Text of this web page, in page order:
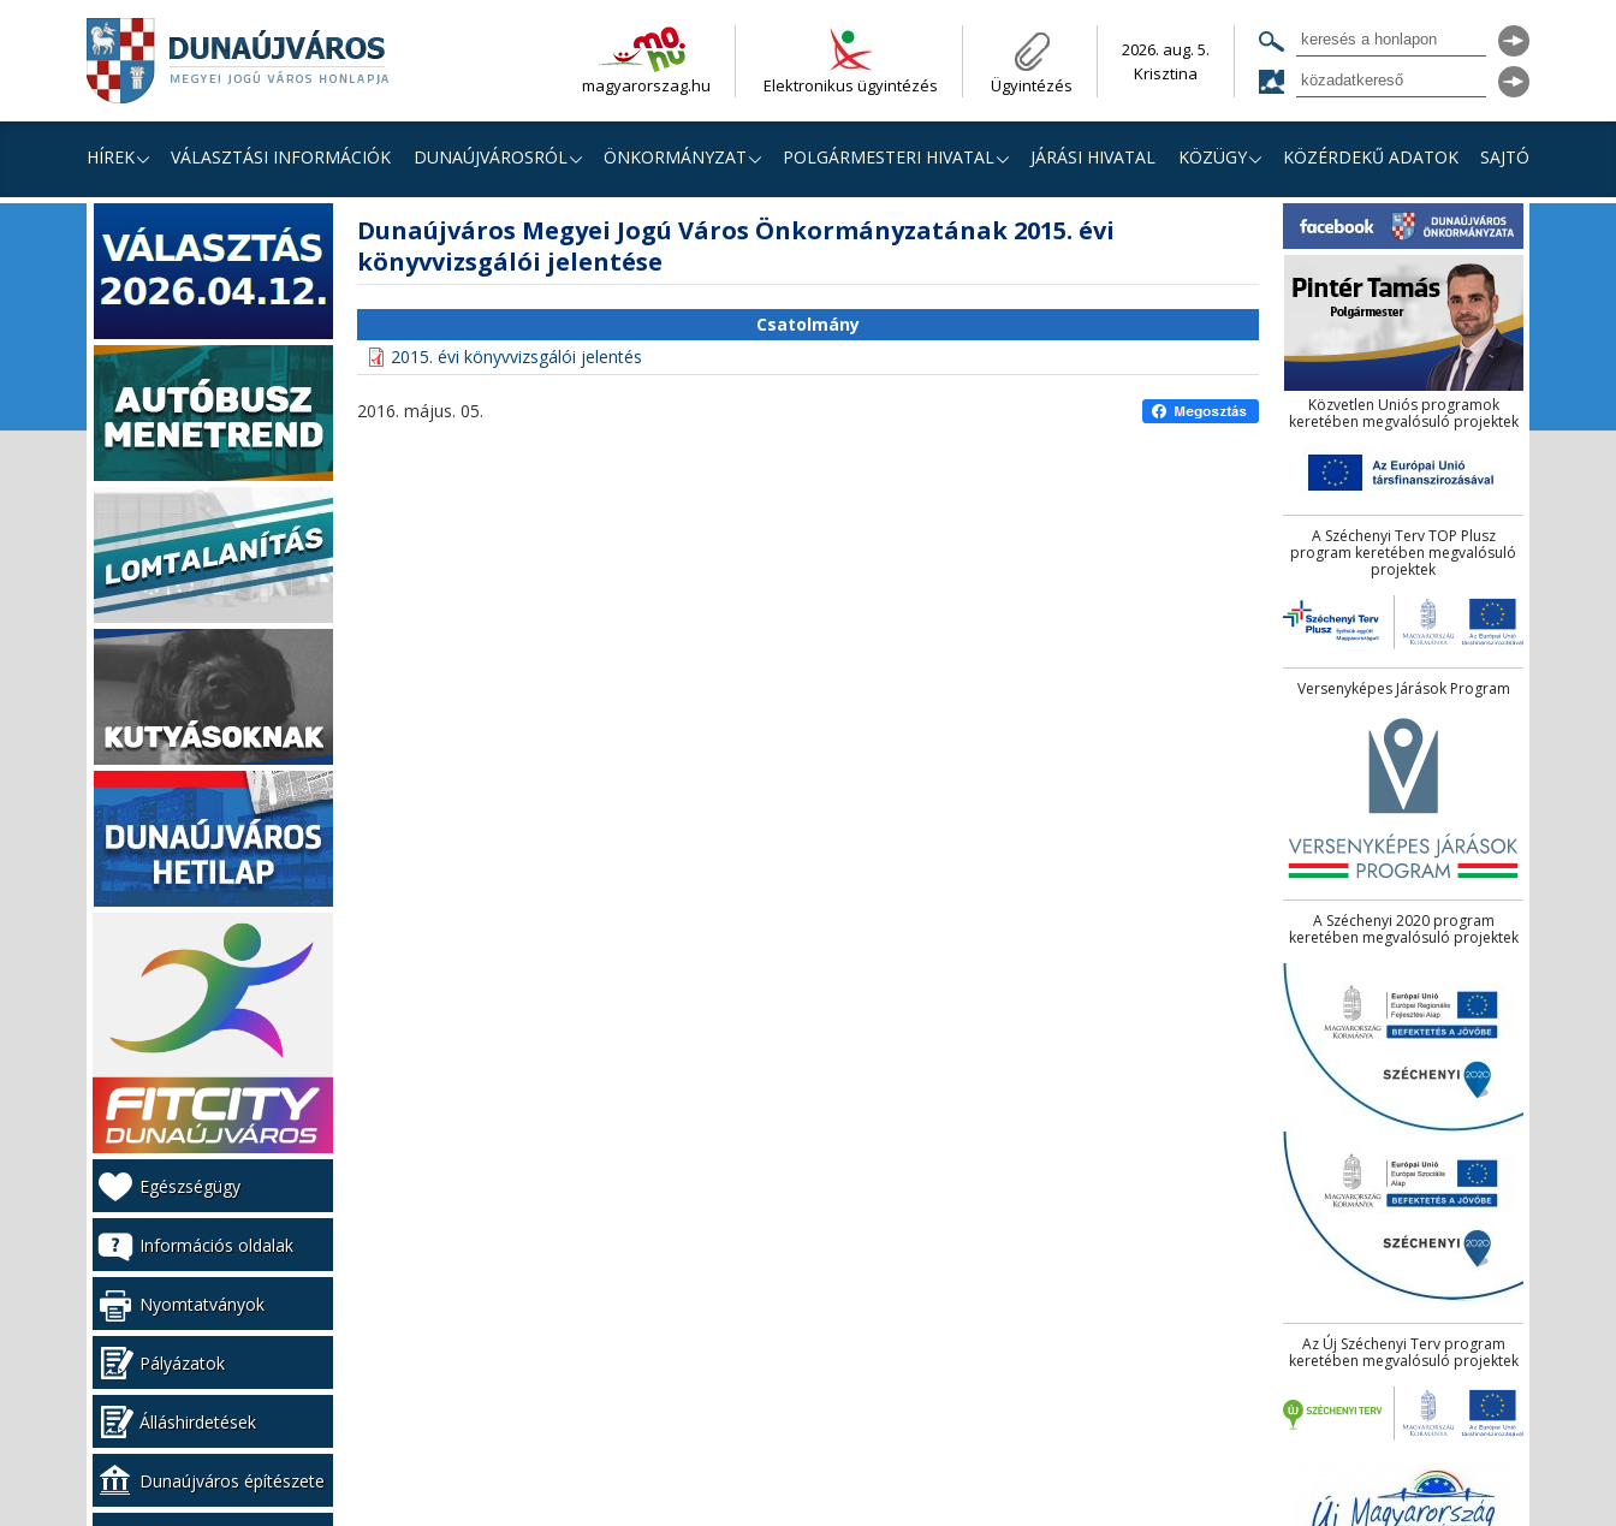
tartalomhoz
navigációhoz
kereséshez
magyarorszag.hu Elektronikus ügyintézés Ügyintézés
2026. aug. 5.
Krisztina
HÍREK VÁLASZTÁSI INFORMÁCIÓK DUNAÚJVÁROSRÓL ÖNKORMÁNYZAT POLGÁRMESTERI HIVATAL JÁRÁSI HIVATAL KÖZÜGY KÖZÉRDEKŰ ADATOK SAJTÓ
tartalom
Dunaújváros Megyei Jogú Város Önkormányzatának 2015. évi
könyvvizsgálói jelentése
Csatolmány
2015. évi könyvvizsgálói jelentés
2016. május. 05.
Kiemelt
bal
menü
Egészségügy
Információs oldalak
Nyomtatványok
Pályázatok
Álláshirdetések
Dunaújváros építészete
Közvetlen Uniós programok
keretében megvalósuló projektek
A Széchenyi Terv TOP Plusz
program keretében megvalósuló
projektek
Versenyképes Járások Program
A Széchenyi 2020 program
keretében megvalósuló projektek
Az Új Széchenyi Terv program
keretében megvalósuló projektek